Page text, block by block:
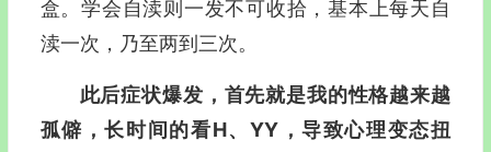
盒。学会自渎则一发不可收拾，基本上每天自
渎一次，乃至两到三次。
此后症状爆发，首先就是我的性格越来越
孤僻，长时间的看H、YY，导致心理变态扭